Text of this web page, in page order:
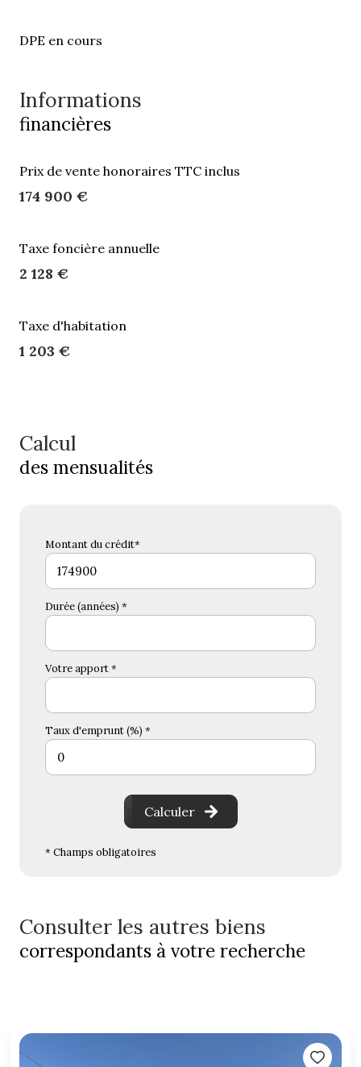
DPE en cours
Informations
financières
Prix de vente honoraires TTC inclus
174 900 €
Taxe foncière annuelle
2 128 €
Taxe d'habitation
1 203 €
Calcul
des mensualités
Montant du crédit*
Durée (années) *
Votre apport *
Taux d'emprunt (%) *
Calculer
* Champs obligatoires
Consulter les autres biens
correspondants à votre recherche